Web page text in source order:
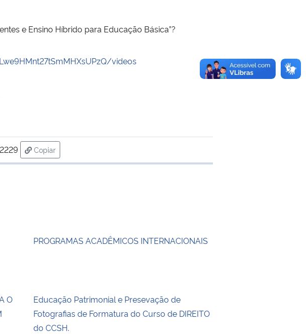
e Ensino Híbrido para Educação Básica”?
videos
Copiar
para área de transferência
PROGRAMAS ACADÊMICOS INTERNACIONAIS
O
Educação Patrimonial e Presevação de
Fotografias de Formatura do Curso de DIREITO
do CCSH.